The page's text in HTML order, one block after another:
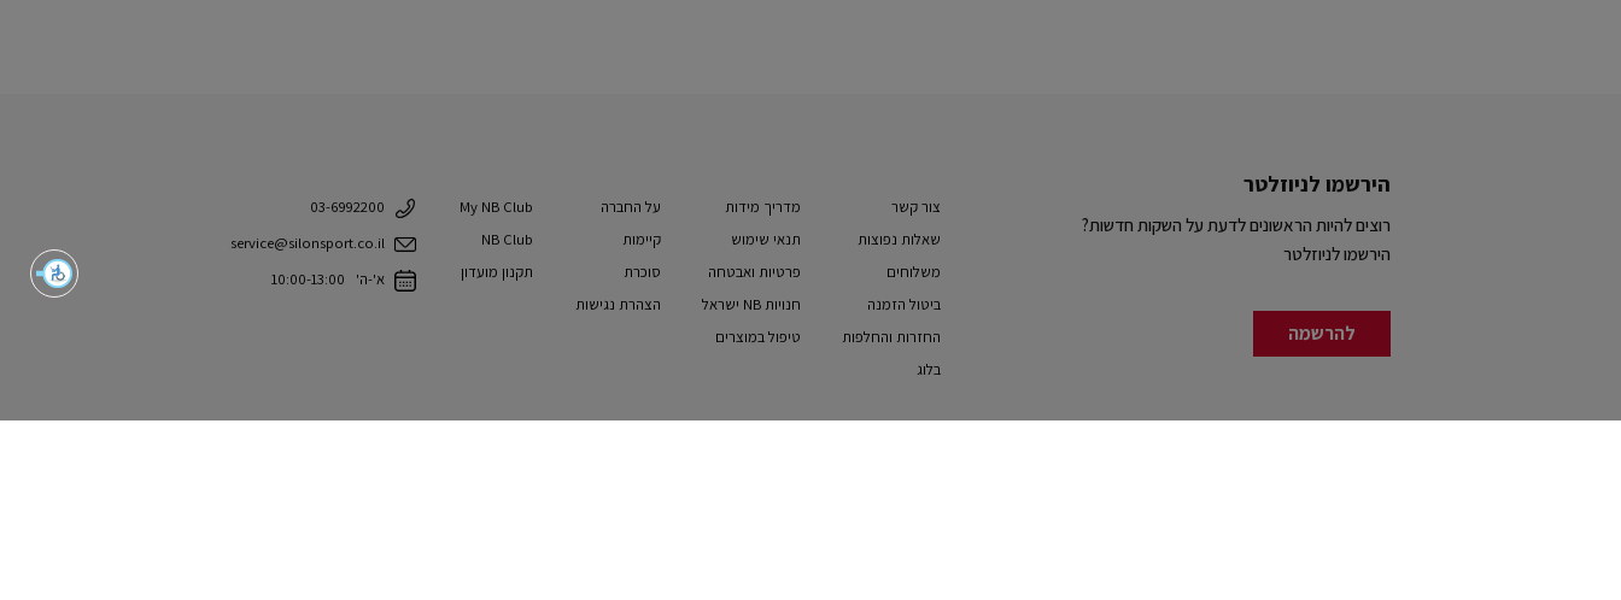
הירשמו לניוזלטר
רוצים להיות הראשונים לדעת על השקות חדשות?
הירשמו לניוזלטר
להרשמה
צור קשר
שאלות נפוצות
משלוחים
ביטול הזמנה
החזרות והחלפות
בלוג
מדריך מידות
תנאי שימוש
פרטיות ואבטחה
חנויות NB ישראל
טיפול במוצרים
על החברה
קיימות
סוכרת
הצהרת נגישות
My NB Club
NB Club
תקנון מועדון
03-6992200
service@silonsport.co.il
א'-ה' 10:00-13:00